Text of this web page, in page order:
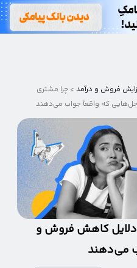
فروش و درآمد> چرا مشتری
که واقعاً جواب می‌دهند
کاهش فروش و
می‌دهند